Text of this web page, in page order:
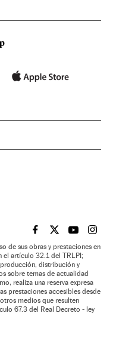
EL PAÍS BRASIL EN
EL PAÍSEL PAÍS
EL
de sus obras y prestaciones en
el artículo 32.1 del TRLPI;
distribución y
sobre temas de actualidad
realiza una reserva expresa
prestaciones accesibles desde
medios que resulten
67.3 del Real Decreto - ley